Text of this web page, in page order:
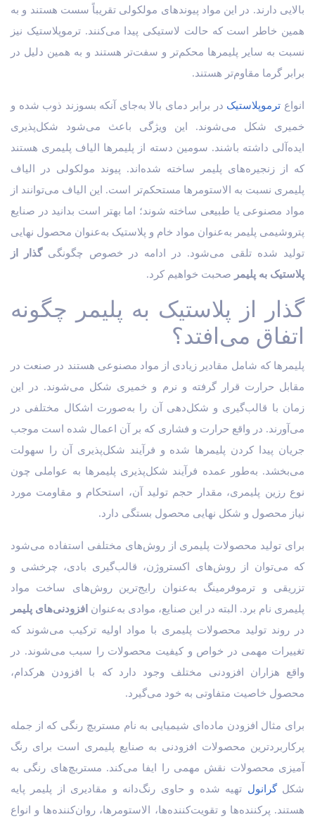
بالایی دارند. در این مواد پیوندهای مولکولی تقریباً سست هستند و به
همین خاطر است که حالت لاستیکی پیدا می‌کنند. ترموپلاستیک نیز
نسبت به سایر پلیمرها محکم‌تر و سفت‌تر هستند و به همین دلیل در
برابر گرما مقاوم‌تر هستند.
انواع ترموپلاستیک در برابر دمای بالا به‌جای آنکه بسوزند ذوب شده و
خمیری شکل می‌شوند. این ویژگی باعث می‌شود شکل‌پذیری
ایده‌آلی داشته باشند. سومین دسته از پلیمرها الیاف پلیمری هستند
که از زنجیره‌های پلیمر ساخته شده‌اند. پیوند مولکولی در الیاف
پلیمری نسبت به الاستومرها مستحکم‌تر است. این الیاف می‌توانند از
مواد مصنوعی یا طبیعی ساخته شوند؛ اما بهتر است بدانید در صنایع
پتروشیمی پلیمر به‌عنوان مواد خام و پلاستیک به‌عنوان محصول نهایی
تولید شده تلقی می‌شود. در ادامه در خصوص چگونگیگذار از
پلاستیک به پلیمر صحبت خواهیم کرد.
گذار از پلاستیک به پلیمر چگونه
اتفاق می‌افتد؟
پلیمرها که شامل مقادیر زیادی از مواد مصنوعی هستند در صنعت در
مقابل حرارت قرار گرفته و نرم و خمیری شکل می‌شوند. در این
زمان با قالب‌گیری و شکل‌دهی آن را به‌صورت اشکال مختلفی در
می‌آورند. در واقع حرارت و فشاری که بر آن اعمال شده است موجب
جریان پیدا کردن پلیمرها شده و فرآیند شکل‌پذیری آن را سهولت
می‌بخشد. به‌طور عمده فرآیند شکل‌پذیری پلیمرها به عواملی چون
نوع رزین پلیمری، مقدار حجم تولید آن، استحکام و مقاومت مورد
نیاز محصول و شکل نهایی محصول بستگی دارد.
برای تولید محصولات پلیمری از روش‌های مختلفی استفاده می‌شود
که می‌توان از روش‌های اکستروژن، قالب‌گیری بادی، چرخشی و
تزریقی و ترموفرمینگ به‌عنوان رایج‌ترین روش‌های ساخت مواد
پلیمری نام برد. البته در این صنایع، موادی به‌عنوان افزودنی‌های پلیمر
در روند تولید محصولات پلیمری با مواد اولیه ترکیب می‌شوند که
تغییرات مهمی در خواص و کیفیت محصولات را سبب می‌شوند. در
واقع هزاران افزودنی مختلف وجود دارد که با افزودن هرکدام،
محصول خاصیت متفاوتی به خود می‌گیرد.
برای مثال افزودن ماده‌ای شیمیایی به نام مستربچ رنگی که از جمله
پرکاربردترین محصولات افزودنی به صنایع پلیمری است برای رنگ
آمیزی محصولات نقش مهمی را ایفا می‌کند. مستربچ‌های رنگی به
شکلگرانول تهیه شده و حاوی رنگ‌دانه و مقادیری از پلیمر پایه
هستند. پرکننده‌ها و تقویت‌کننده‌ها، الاستومر‌ها، روان‌کننده‌ها و انواع